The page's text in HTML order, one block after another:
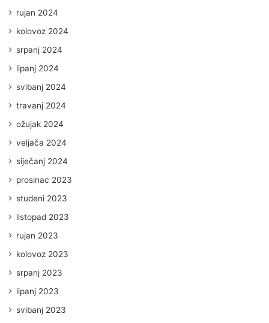
rujan 2024
kolovoz 2024
srpanj 2024
lipanj 2024
svibanj 2024
travanj 2024
ožujak 2024
veljača 2024
siječanj 2024
prosinac 2023
studeni 2023
listopad 2023
rujan 2023
kolovoz 2023
srpanj 2023
lipanj 2023
svibanj 2023